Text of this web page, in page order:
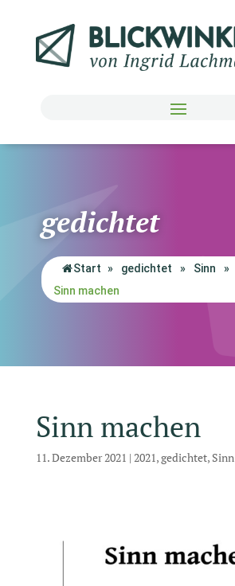
gedichtet
Start » gedichtet » Sinn
»
Sinn machen
Sinn machen
11. Dezember 2021 | 2021,gedichtet, Sinn